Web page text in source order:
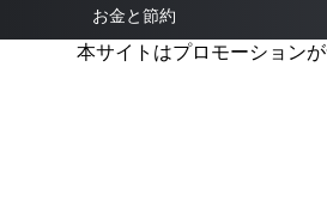
お金と節約
本サイトはプロモーション